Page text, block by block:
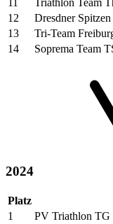
11
Triathlon Team
12
Dresdner
13
Tri-Team
14
Soprema Team
2024
Platz
1
PV Triathlon TG